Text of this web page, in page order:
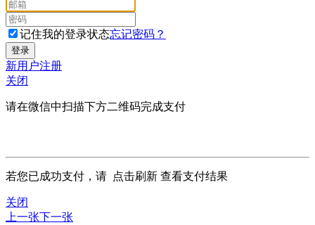
记住我的登录状态忘记密码？
新用户注册
关闭
请在微信中扫描下方二维码完成支付
若您已成功支付，请 点击刷新 查看支付结果
关闭
上一张下一张